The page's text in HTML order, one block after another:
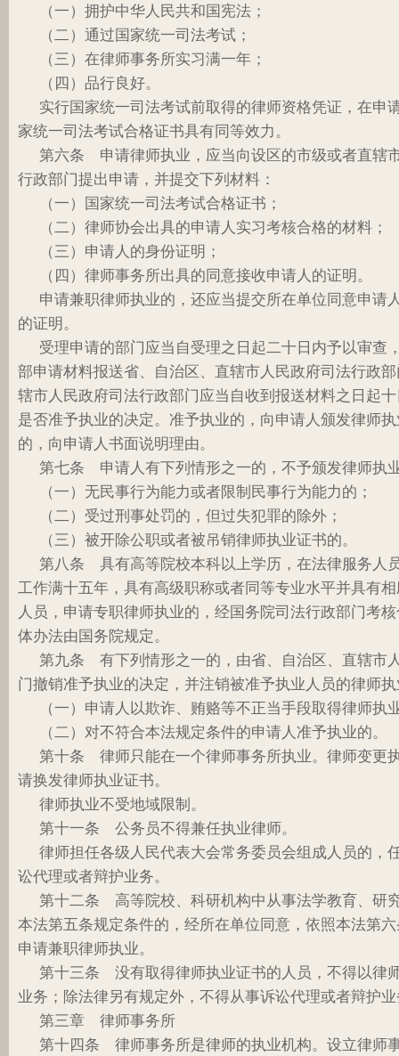
（一）拥护中华人民共和国宪法；
（二）通过国家统一司法考试；
（三）在律师事务所实习满一年；
（四）品行良好。
实行国家统一司法考试前取得的律师资格凭证，在申
家统一司法考试合格证书具有同等效力。
第六条 申请律师执业，应当向设区的市级或者直辖
行政部门提出申请，并提交下列材料：
（一）国家统一司法考试合格证书；
（二）律师协会出具的申请人实习考核合格的材料；
（三）申请人的身份证明；
（四）律师事务所出具的同意接收申请人的证明。
申请兼职律师执业的，还应当提交所在单位同意申请
的证明。
受理申请的部门应当自受理之日起二十日内予以审查
部申请材料报送省、自治区、直辖市人民政府司法行政
辖市人民政府司法行政部门应当自收到报送材料之日起
是否准予执业的决定。准予执业的，向申请人颁发律师
的，向申请人书面说明理由。
第七条 申请人有下列情形之一的，不予颁发律师执
（一）无民事行为能力或者限制民事行为能力的；
（二）受过刑事处罚的，但过失犯罪的除外；
（三）被开除公职或者被吊销律师执业证书的。
第八条 具有高等院校本科以上学历，在法律服务人
工作满十五年，具有高级职称或者同等专业水平并具有
人员，申请专职律师执业的，经国务院司法行政部门考
体办法由国务院规定。
第九条 有下列情形之一的，由省、自治区、直辖市
门撤销准予执业的决定，并注销被准予执业人员的律师
（一）申请人以欺诈、贿赂等不正当手段取得律师执
（二）对不符合本法规定条件的申请人准予执业的。
第十条 律师只能在一个律师事务所执业。律师变更
请换发律师执业证书。
律师执业不受地域限制。
第十一条 公务员不得兼任执业律师。
律师担任各级人民代表大会常务委员会组成人员的，
讼代理或者辩护业务。
第十二条 高等院校、科研机构中从事法学教育、研
本法第五条规定条件的，经所在单位同意，依照本法第
申请兼职律师执业。
第十三条 没有取得律师执业证书的人员，不得以律
业务；除法律另有规定外，不得从事诉讼代理或者辩护
第三章 律师事务所
第十四条 律师事务所是律师的执业机构。设立律师